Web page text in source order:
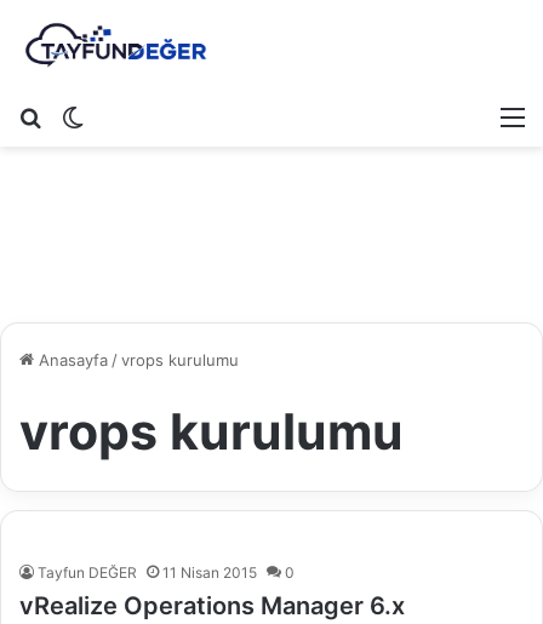
Arama yap ...
Anasayfa/vrops kurulumu
vrops kurulumu
Tayfun DEĞER 11 Nisan 2015 0
vRealize Operations Manager 6.x